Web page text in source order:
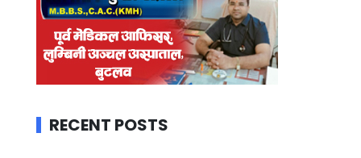
RECENT POSTS